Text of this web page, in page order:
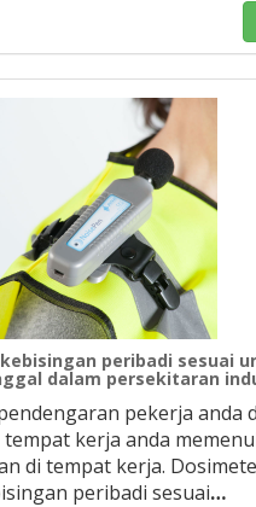
peribadi sesuai
dalam persekitaran
pekerja anda
kerja anda
di tempat kerja.
peribadi sesuai…